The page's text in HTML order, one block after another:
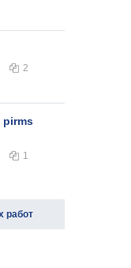
2
pirms
1
работ